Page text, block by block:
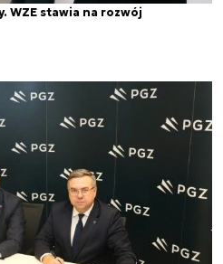
WZE stawia na rozwój